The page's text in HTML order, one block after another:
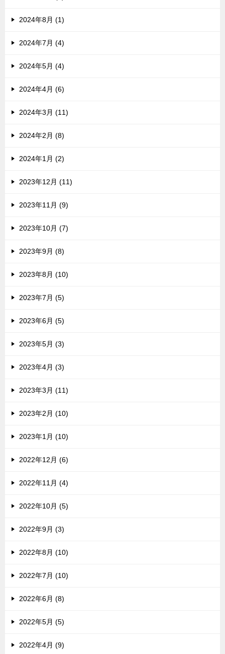
2024年8月 (1)
2024年7月 (4)
2024年5月 (4)
2024年4月 (6)
2024年3月 (11)
2024年2月 (8)
2024年1月 (2)
2023年12月 (11)
2023年11月 (9)
2023年10月 (7)
2023年9月 (8)
2023年8月 (10)
2023年7月 (5)
2023年6月 (5)
2023年5月 (3)
2023年4月 (3)
2023年3月 (11)
2023年2月 (10)
2023年1月 (10)
2022年12月 (6)
2022年11月 (4)
2022年10月 (5)
2022年9月 (3)
2022年8月 (10)
2022年7月 (10)
2022年6月 (8)
2022年5月 (5)
2022年4月 (9)